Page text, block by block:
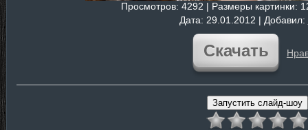
Просмотров: 4292 | Размеры картинки:
Дата: 29.01.2012 | Добавил:
Скачать